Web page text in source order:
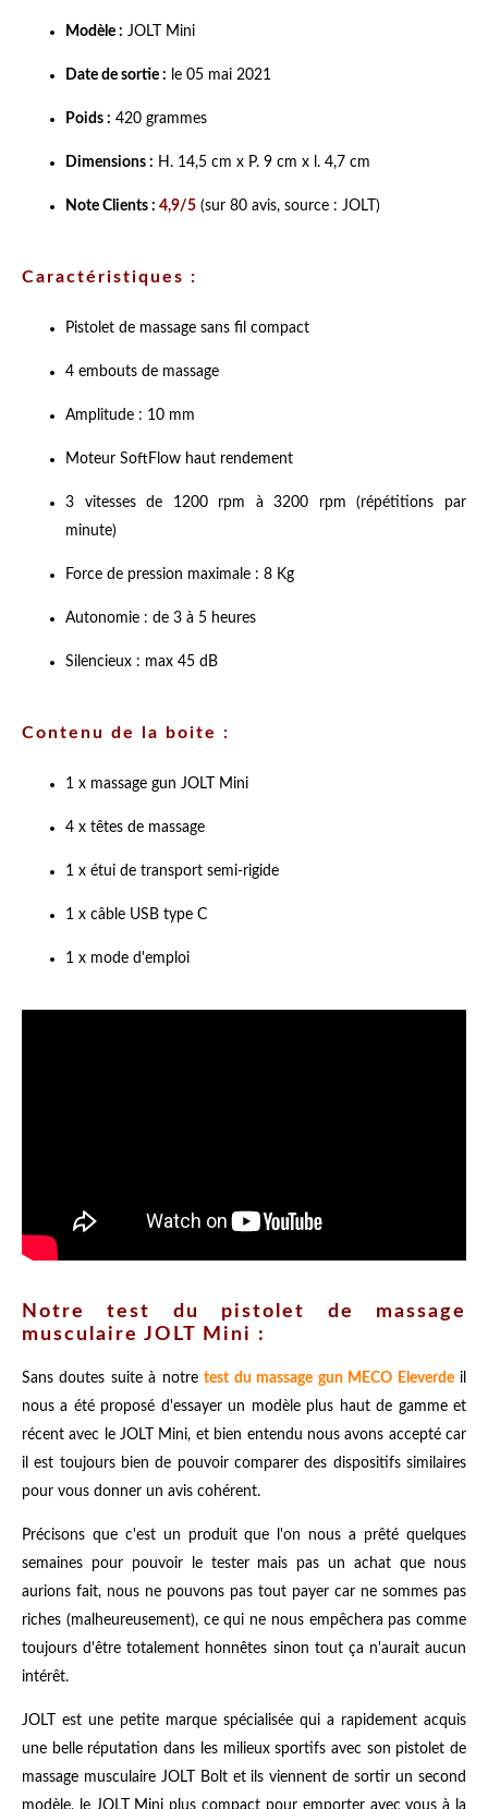
Modèle : JOLT Mini
Date de sortie : le 05 mai 2021
Poids : 420 grammes
Dimensions : H. 14,5 cm x P. 9 cm x l. 4,7 cm
Note Clients : 4,9/5 (sur 80 avis, source : JOLT)
Caractéristiques :
Pistolet de massage sans fil compact
4 embouts de massage
Amplitude : 10 mm
Moteur SoftFlow haut rendement
3 vitesses de 1200 rpm à 3200 rpm (répétitions par
minute)
Force de pression maximale : 8 Kg
Autonomie : de 3 à 5 heures
Silencieux : max 45 dB
Contenu de la boite :
1 x massage gun JOLT Mini
4 x têtes de massage
1 x étui de transport semi-rigide
1 x câble USB type C
1 x mode d'emploi
Notre test du pistolet de massage
musculaire JOLT Mini :
Sans doutes suite à notretest du massage gun MECO Eleverdeil
nous a été proposé d'essayer un modèle plus haut de gamme et
récent avec le JOLT Mini, et bien entendu nous avons accepté car
il est toujours bien de pouvoir comparer des dispositifs similaires
pour vous donner un avis cohérent.
Précisons que c'est un produit que l'on nous a prêté quelques
semaines pour pouvoir le tester mais pas un achat que nous
aurions fait, nous ne pouvons pas tout payer car ne sommes pas
riches (malheureusement), ce qui ne nous empêchera pas comme
toujours d'être totalement honnêtes sinon tout ça n'aurait aucun
intérêt.
JOLT est une petite marque spécialisée qui a rapidement acquis
une belle réputation dans les milieux sportifs avec son pistolet de
massage musculaire JOLT Bolt et ils viennent de sortir un second
modèle, le JOLT Mini plus compact pour emporter avec vous à la